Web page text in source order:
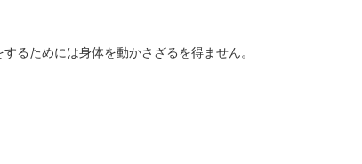
るためには身体を動かさざるを得ません。